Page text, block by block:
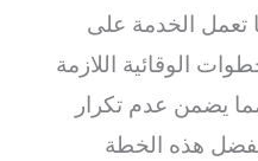
تعمل الخدمة على
الوقائية اللازمة
يضمن عدم تكرار
هذه الخطة